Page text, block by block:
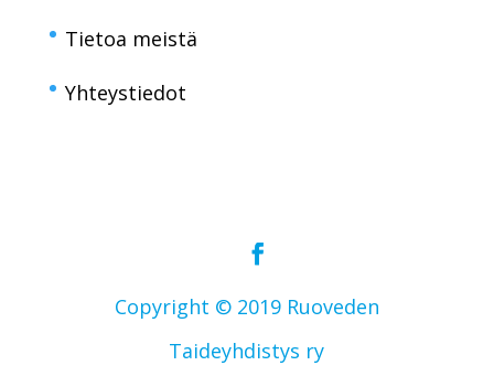
Tietoa meistä
Yhteystiedot
Copyright © 2019 Ruoveden
Taideyhdistys ry